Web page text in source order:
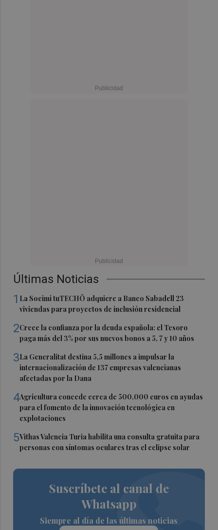
Últimas Noticias
1 La Socimi tuTECHÔ adquiere a Banco Sabadell 23
viviendas para proyectos de inclusión residencial
2Crece la confianza por la deuda española: el Tesoro
paga más del 3% por sus nuevos bonos a 5, 7 y 10 años
3La Generalitat destina 5,5 millones a impulsar la
internacionalización de 137 empresas valencianas
afectadas por la Dana
4Agricultura concede cerca de 500.000 euros en ayudas
para el fomento de la innovación tecnológica en
explotaciones
5Vithas Valencia Turia habilita una consulta gratuita para
personas con síntomas oculares tras el eclipse solar
Suscríbete al canal de
Whatsapp
Siempre al día de las últimas noticias